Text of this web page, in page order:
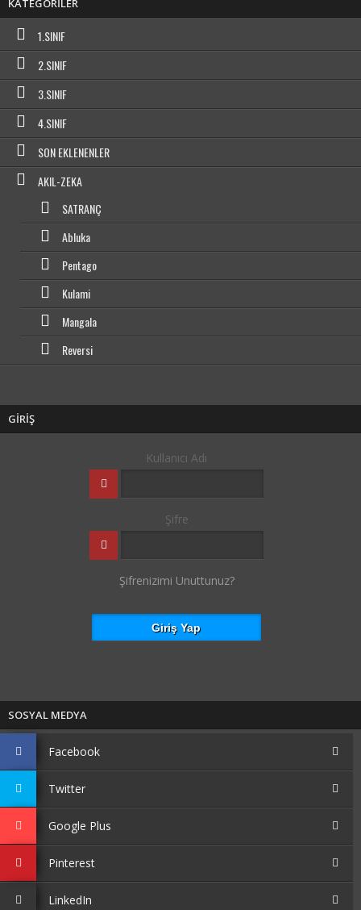
KATEGORİLER
1.SINIF
2.SINIF
3.SINIF
4.SINIF
SON EKLENENLER
AKIL-ZEKA
SATRANÇ
Abluka
Pentago
Kulami
Mangala
Reversi
GİRİŞ
Kullanıcı Adı
Şifre
Şifrenizimi Unuttunuz?
SOSYAL MEDYA
Facebook
Twitter
Google Plus
Pinterest
LinkedIn